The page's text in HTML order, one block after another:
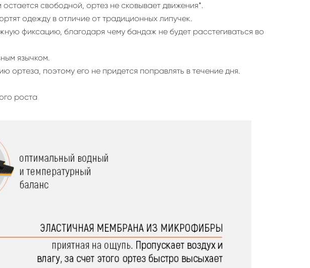
свободной, ортез не сковывает движения*.
одежду в отличие от традиционных липучек.
фиксацию, благодаря чему бандаж не будет расстегиваться во
язычком.
ортеза, поэтому его не придется поправлять в течение дня.
роста